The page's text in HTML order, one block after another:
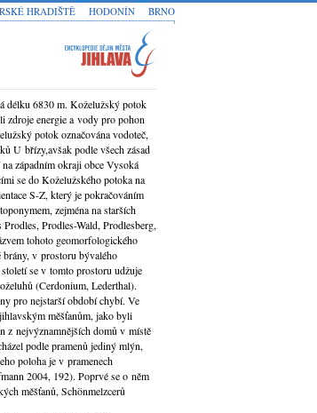
délku 6830 m. Koželužský potok
zdroje energie a vody pro pohon
potok označována vodoteč,
U břízy,avšak podle všech zásad
západním okraji obce Vysoká
se do Koželužského potoka na
S-Z, který je pokračováním
zejména na starších
Prodles-Wald, Prodlesberg,
tohoto geomorfologického
v prostoru bývalého
se v tomto prostoru udžuje
(Cerdonium, Lederthal).
pro nejstarší období chybí. Ve
měšťanům, jako byli
z nejvýznamnějších domů v místě
podle pramenů jediný mlýn,
poloha je v pramenech
2004, 192). Poprvé se o něm
měšťanů, Schönmelzcerů
BRNO
HODONÍN
HRADIŠTĚ